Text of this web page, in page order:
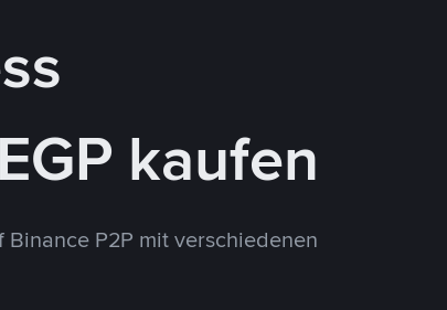
kaufen
P2P mit verschiedenen